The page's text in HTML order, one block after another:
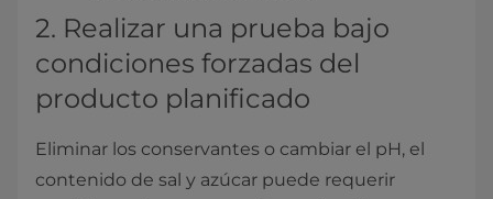
2. Realizar una prueba bajo
condiciones forzadas del
producto planificado
Eliminar los conservantes o cambiar el pH, el
contenido de sal y azúcar puede requerir